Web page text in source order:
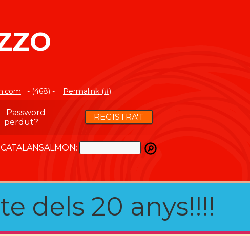
- (468) - Permalink (#)
Password
perdut?
REGISTRA'T
dels 20 anys!!!!